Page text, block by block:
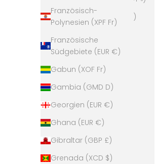
Französisch-
Polynesien (XPF Fr)
Französische
Südgebiete (EUR €)
Gabun (XOF Fr)
Gambia (GMD D)
Georgien (EUR €)
Ghana (EUR €)
Gibraltar (GBP £)
Grenada (XCD $)
Barbados (BBD $)
Belgien (EUR €)
Belize (BZD $)
Benin (XOF Fr)
Bermuda (USD $)
Bhutan (EUR €)
Bolivien (BOB Bs.)
Bosnien und